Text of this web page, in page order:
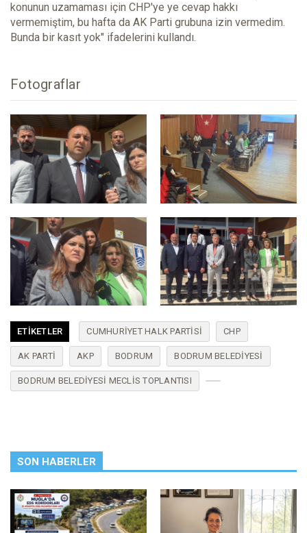
konunun uzamaması için CHP'ye ye cevap hakkı
vermemiştim, bu hafta da AK Parti grubuna izin vermedim.
Bunda bir kasıt yok" ifadelerini kullandı.
Fotograflar
ETIKETLER CUMHURIYET HALK PARTISI CHP
AK PARTI AKP BODRUM BODRUM BELEDIYESI
BODRUM BELEDIYESI MECLIS TOPLANTISI
SON HABERLER